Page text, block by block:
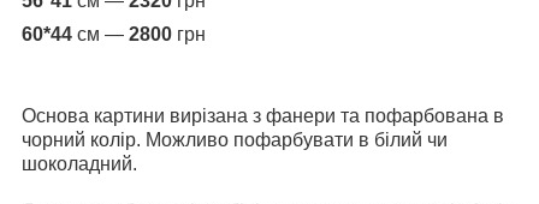
60*44 см — 2800 грн
Основа картини вирізана з фанери та пофарбована в
чорний колір. Можливо пофарбувати в білий чи
шоколадний.